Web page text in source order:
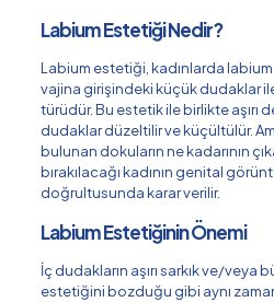
Labium Estetiği Nedir?
Labium estetiği, kadınlarda
vajina girişindeki küçük dudaklar
türüdür. Bu estetik ile birlikte aşırı
dudaklar düzeltilir ve küçültülür.
bulunan dokuların ne kadarının
bırakılacağı kadının genital
doğrultusunda karar verilir.
Labium Estetiğinin Önemi
İç dudakların aşırı sarkık ve/veya
estetiğini bozduğu gibi aynı